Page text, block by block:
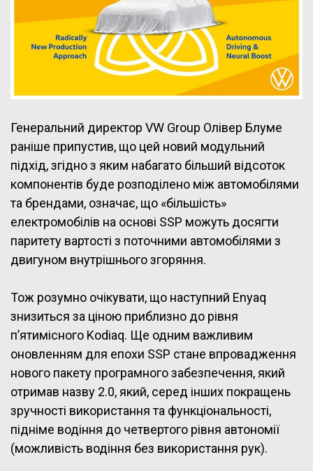
Генеральний директор VW Group Олівер Блуме
раніше припустив, що цей новий модульний
підхід, згідно з яким набагато більший відсоток
компонентів буде розподілено між автомобілями
та брендами, означає, що «більшість»
електромобілів на основі SSP можуть досягти
паритету вартості з поточними автомобілями з
двигуном внутрішнього згоряння.
Тож розумно очікувати, що наступний Enyaq
знизиться за ціною приблизно до рівня
п’ятимісного Kodiaq. Ще одним важливим
оновленням для епохи SSP стане впровадження
нового пакету програмного забезпечення, який
отримав назву 2.0, який, серед інших покращень
зручності використання та функціональності,
підніме водіння до четвертого рівня автономії
(можливість водіння без використання рук).